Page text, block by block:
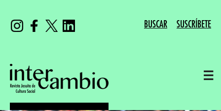
BUSCAR SUSCRÍBETE
☰